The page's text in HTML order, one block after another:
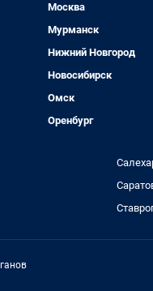
Москва
Мурманск
Нижний Новгород
Новосибирск
Омск
Оренбург